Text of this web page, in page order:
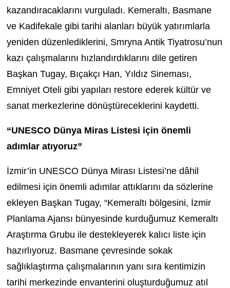
kazandıracaklarını vurguladı. Kemeraltı, Basmane
ve Kadifekale gibi tarihi alanları büyük yatırımlarla
yeniden düzenlediklerini, Smryna Antik Tiyatrosu’nun
kazı çalışmalarını hızlandırdıklarını dile getiren
Başkan Tugay, Bıçakçı Han, Yıldız Sineması,
Emniyet Oteli gibi yapıları restore ederek kültür ve
sanat merkezlerine dönüştüreceklerini kaydetti.
“UNESCO Dünya Miras Listesi için önemli
adımlar atıyoruz”
İzmir’in UNESCO Dünya Mirası Listesi’ne dâhil
edilmesi için önemli adımlar attıklarını da sözlerine
ekleyen Başkan Tugay, “Kemeraltı bölgesini, İzmir
Planlama Ajansı bünyesinde kurduğumuz Kemeraltı
Araştırma Grubu ile destekleyerek kalıcı liste için
hazırlıyoruz. Basmane çevresinde sokak
sağlıklaştırma çalışmalarının yanı sıra kentimizin
tarihi merkezinde envanterini oluşturduğumuz atıl